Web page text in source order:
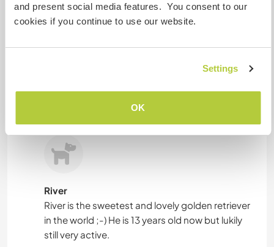
and present social media features. You consent to our
cookies if you continue to use our website.
Settings
OK
Kapazität - wie viele
Meine Tiere/Haustiere
River
River is the sweetest and lovely golden retriever
in the world ;-) He is 13 years old now but lukily
still very active.